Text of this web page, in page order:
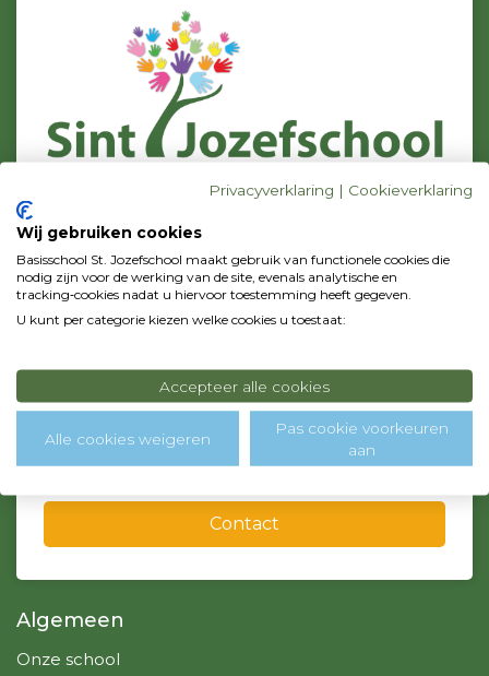
C.J. Conijnstraat 23
Postadres
p/a Zonnebloemstraat 42
1131 WV Volendam
info@sintjozef-school.nl, admin@sintjozef-school.nl
Contact
Algemeen
Onze school
Privacyverklaring | Cookieverklaring
Wij gebruiken cookies
Basisschool St. Jozefschool maakt gebruik van functionele cookies die
nodig zijn voor de werking van de site, evenals analytische en
tracking‑cookies nadat u hiervoor toestemming heeft gegeven.
U kunt per categorie kiezen welke cookies u toestaat:
Accepteer alle cookies
Alle cookies weigeren
Pas cookie voorkeuren
aan